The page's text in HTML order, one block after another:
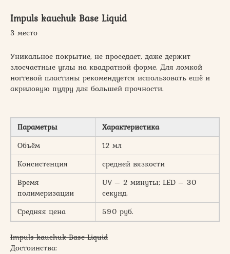
Impuls kauchuk Base Liquid
3 место
Уникальное покрытие, не проседает, даже держит
злосчастные углы на квадратной форме. Для ломкой
ногтевой пластины рекомендуется использовать ешё и
акриловую пудру для большей прочности.
Параметры
Характеристика
Объём
12 мл
Консистенция
средней вязкости
Время
полимеризации
UV – 2 минуты; LED – 30
секунд.
Средняя цена
590 руб.
Impuls kauchuk Base Liquid
Достоинства: